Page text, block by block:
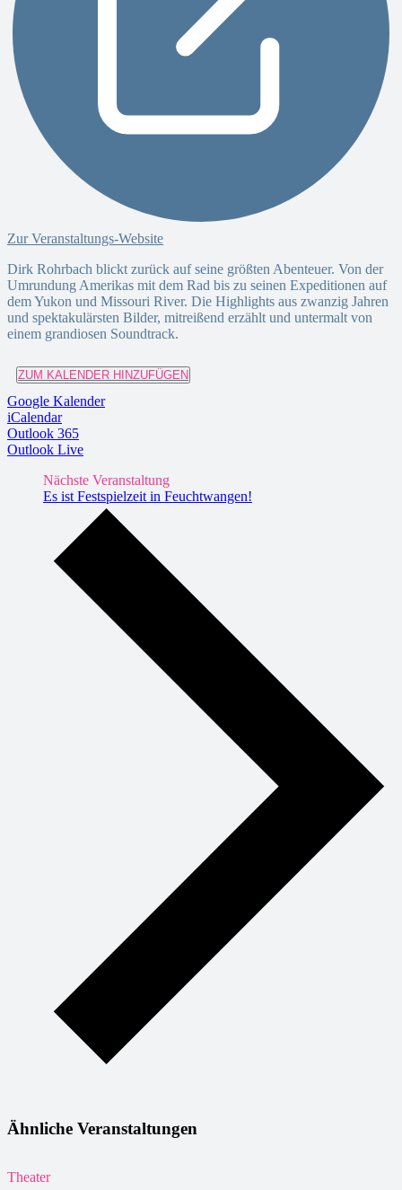
Zur Veranstaltungs-Website
Dirk Rohrbach blickt zurück auf seine größten Abenteuer. Von der
Umrundung Amerikas mit dem Rad bis zu seinen Expeditionen auf
dem Yukon und Missouri River. Die Highlights aus zwanzig Jahren
und spektakulärsten Bilder, mitreißend erzählt und untermalt von
einem grandiosen Soundtrack.
ZUM KALENDER HINZUFÜGEN
Google Kalender
iCalendar
Outlook 365
Outlook Live
Nächste Veranstaltung
Es ist Festspielzeit in Feuchtwangen!
Ähnliche Veranstaltungen
Theater